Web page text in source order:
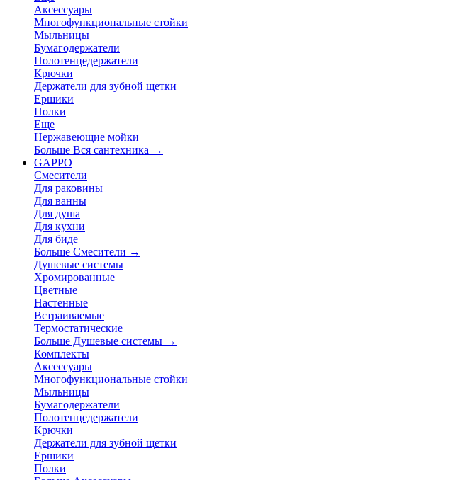
Аксессуары
Многофункциональные стойки
Мыльницы
Бумагодержатели
Полотенцедержатели
Крючки
Держатели для зубной щетки
Ершики
Полки
Еще
Нержавеющие мойки
Больше Вся сантехника →
GAPPO
Смесители
Для раковины
Для ванны
Для душа
Для кухни
Для биде
Больше Смесители →
Душевые системы
Хромированные
Цветные
Настенные
Встраиваемые
Термостатические
Больше Душевые системы →
Комплекты
Аксессуары
Многофункциональные стойки
Мыльницы
Бумагодержатели
Полотенцедержатели
Крючки
Держатели для зубной щетки
Ершики
Полки